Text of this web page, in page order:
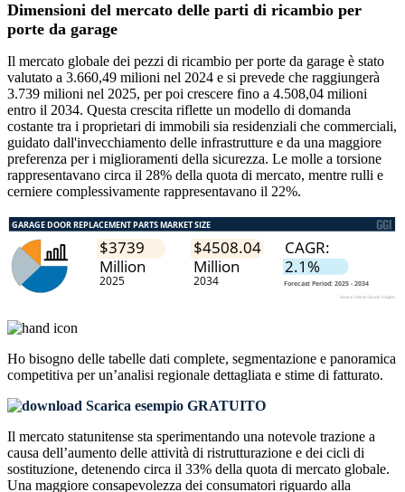
Dimensioni del mercato delle parti di ricambio per
porte da garage
Il mercato globale dei pezzi di ricambio per porte da garage è stato
valutato a 3.660,49 milioni nel 2024 e si prevede che raggiungerà
3.739 milioni nel 2025, per poi crescere fino a 4.508,04 milioni
entro il 2034. Questa crescita riflette un modello di domanda
costante tra i proprietari di immobili sia residenziali che commerciali,
guidato dall'invecchiamento delle infrastrutture e da una maggiore
preferenza per i miglioramenti della sicurezza. Le molle a torsione
rappresentavano circa il 28% della quota di mercato, mentre rulli e
cerniere complessivamente rappresentavano il 22%.
Ho bisogno delle tabelle dati complete, segmentazione e panoramica
competitiva per un’analisi regionale dettagliata e stime di fatturato.
Scarica esempio GRATUITO
Il mercato statunitense sta sperimentando una notevole trazione a
causa dell’aumento delle attività di ristrutturazione e dei cicli di
sostituzione, detenendo circa il 33% della quota di mercato globale.
Una maggiore consapevolezza dei consumatori riguardo alla